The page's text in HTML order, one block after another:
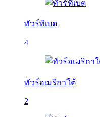
ทัวร์ทิเบต
4
ทัวร์อเมริกาใต้
2